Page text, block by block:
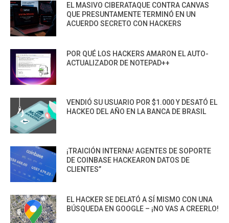
EL MASIVO CIBERATAQUE CONTRA CANVAS
QUE PRESUNTAMENTE TERMINÓ EN UN
ACUERDO SECRETO CON HACKERS
POR QUÉ LOS HACKERS AMARON EL AUTO-
ACTUALIZADOR DE NOTEPAD++
VENDIÓ SU USUARIO POR $1.000 Y DESATÓ EL
HACKEO DEL AÑO EN LA BANCA DE BRASIL
¡TRAICIÓN INTERNA! AGENTES DE SOPORTE
DE COINBASE HACKEARON DATOS DE
CLIENTES”
EL HACKER SE DELATÓ A SÍ MISMO CON UNA
BÚSQUEDA EN GOOGLE – ¡NO VAS A CREERLO!